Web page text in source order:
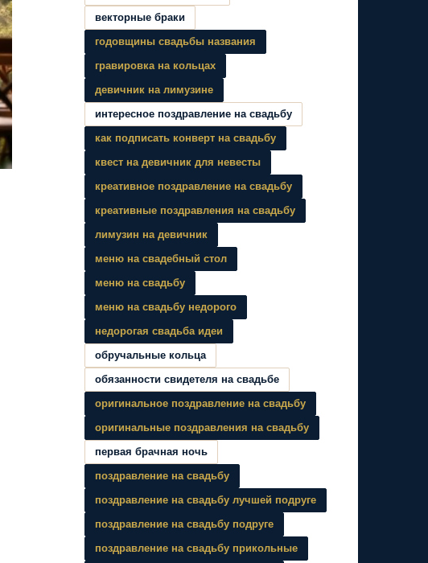
векторные браки
годовщины свадьбы названия
гравировка на кольцах
девичник на лимузине
интересное поздравление на свадьбу
как подписать конверт на свадьбу
квест на девичник для невесты
креативное поздравление на свадьбу
креативные поздравления на свадьбу
лимузин на девичник
меню на свадебный стол
меню на свадьбу
меню на свадьбу недорого
недорогая свадьба идеи
обручальные кольца
обязанности свидетеля на свадьбе
оригинальное поздравление на свадьбу
оригинальные поздравления на свадьбу
первая брачная ночь
поздравление на свадьбу
поздравление на свадьбу лучшей подруге
поздравление на свадьбу подруге
поздравление на свадьбу прикольные